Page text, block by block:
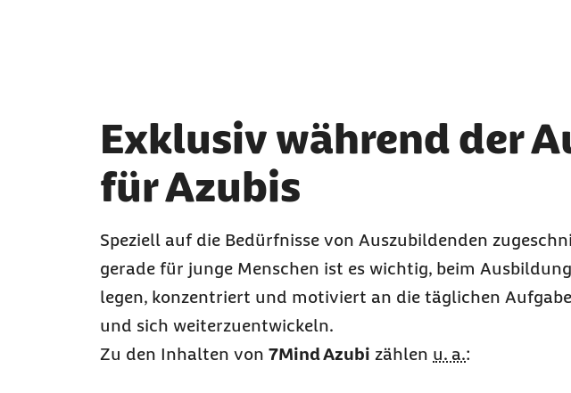
Exklusiv während der
für Azubis
Speziell auf die Bedürfnisse von Auszubildenden
gerade für junge Menschen ist es wichtig, beim
legen, konzentriert und motiviert an die täglichen
und sich weiterzuentwickeln.
Zu den Inhalten von 7Mind Azubi zählen u. a.: